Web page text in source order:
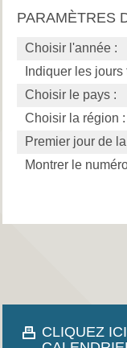
PARAMÈTRES
Choisir l'année :
Indiquer les jours
Choisir le pays :
Choisir la région :
Premier jour de
Montrer le
CLIQUEZ